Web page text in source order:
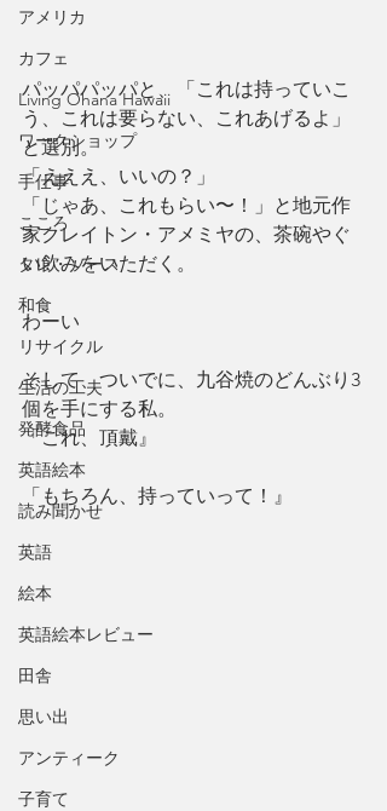
アメリカ
カフェ
Living Ohana Hawaii
ワークショップ
手仕事
こころ
タレ・ソース
和食
リサイクル
生活の工夫
発酵食品
英語絵本
読み聞かせ
英語
絵本
英語絵本レビュー
田舎
思い出
アンティーク
子育て
パッパパッパと、「これは持っていこ
う、これは要らない、これあげるよ」
と選別。
「えええ、いいの？」
「じゃあ、これもらい〜！」と地元作
家クレイトン・アメミヤの、茶碗やぐ
い飲みをいただく。
わーい
そして、ついでに、九谷焼のどんぶり3
個を手にする私。
「これ、頂戴』
「もちろん、持っていって！』